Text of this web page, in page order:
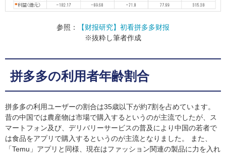
参照：
【财报研究】初看拼多多财报
※抜粋し筆者作成
拼多多の利用者年齢割合
拼多多の利用ユーザーの割合は35歳以下が約7割を占めています。
昔の中国では農産物は市場で購入するというのが主流でしたが、ス
マートフォン及び、デリバリーサービスの普及により中国の若者で
は食品をアプリで購入するというのが主流となりました。 また、
「Temu」アプリと同様、現在はファッション関連の製品に力を入れ